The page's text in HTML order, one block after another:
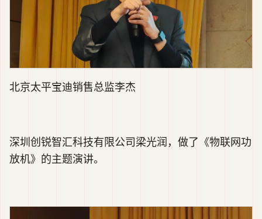
北京太平宝迪销售总监李杰
深圳创锐智汇科技有限公司梁光润，做了《物联网功
放机》的主题演讲。